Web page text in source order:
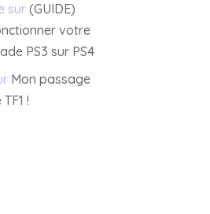
sur(GUIDE)
votre
PS3 sur PS4
Mon passage
!